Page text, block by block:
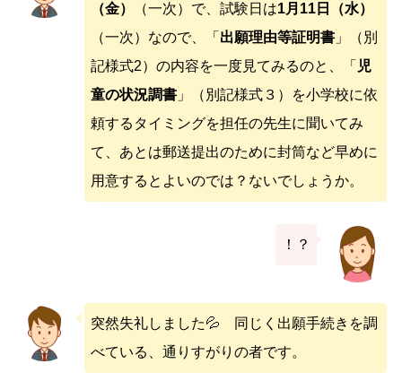
（金） （一次）で、試験日は1月11日（水）
（一次）なので、「 出願理由等証明書」（別
記様式2）の内容を一度見てみるのと、「 児
童の状況調書」（別記様式３）を小学校に依
頼するタイミングを担任の先生に聞いてみ
て、あとは郵送提出のために封筒など早めに
用意するとよいのでは？ないでしょうか。
！？
突然失礼しました💦 同じく出願手続きを調
べている、通りすがりの者です。